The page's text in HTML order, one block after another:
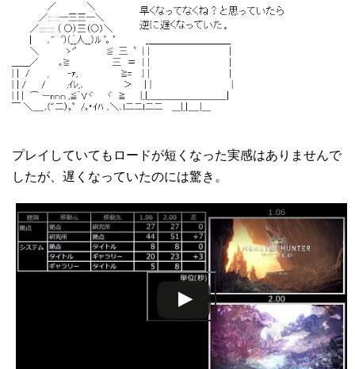
プレイしていてもロードが短くなった実感はありませんで
したが、遅くなっていたのには驚き。
この動画を YouTube で視聴